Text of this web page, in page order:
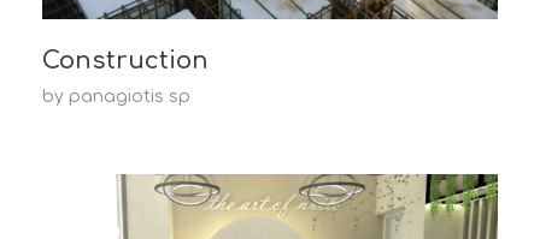
Construction
by panagiotis sp